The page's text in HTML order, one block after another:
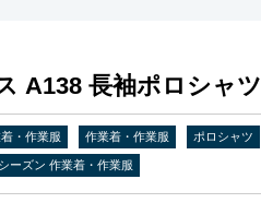
A138 長袖ポロシャツ
・作業服 作業着・作業服 ポロシャツ
ーズン 作業着・作業服